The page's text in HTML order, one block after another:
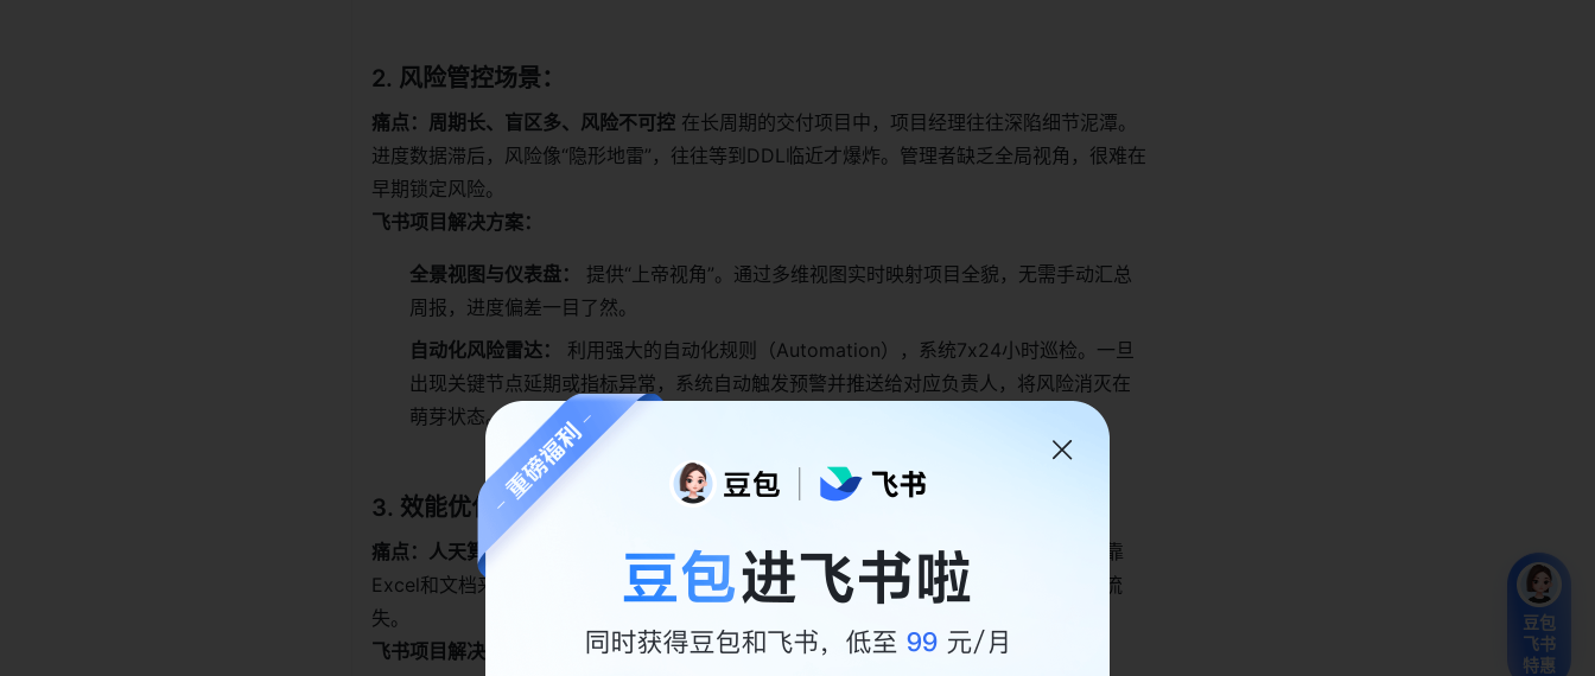
2. 风险管控场景：
痛点：周期长、盲区多、风险不可控 在长周期的交付项目中，项目经理往往深陷细节泥潭。
进度数据滞后，风险像“隐形地雷”，往往等到DDL临近才爆炸。管理者缺乏全局视角，很难在
早期锁定风险。
飞书项目解决方案：
全景视图与仪表盘：
提供“上帝视角”。通过多维视图实时映射项目全貌，无需手动汇总
周报，进度偏差一目了然。
自动化风险雷达：
利用强大的自动化规则（Automation），系统7x24小时巡检。一旦
出现关键节点延期或指标异常，系统自动触发预警并推送给对应负责人，将风险消灭在
萌芽状态。
3. 效能优化场景：
痛点：人天算不准、资源在Excel里冲突在涉及专业服务的场景下，“人天”就是成本。依靠
Excel和文档来回切换管理排期，不仅效率低下，且极易出现资源冲突或闲置，导致利润流
失。
飞书项目解决方案：
豆包
飞书
特惠